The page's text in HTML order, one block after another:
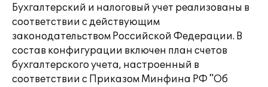
Бухгалтерский и налоговый учет реализованы в
соответствии с действующим
законодательством Российской Федерации. В
состав конфигурации включен план счетов
бухгалтерского учета, настроенный в
соответствии с Приказом Минфина РФ "Об